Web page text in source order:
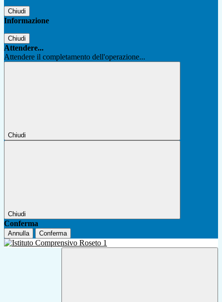
Chiudi
Informazione
Chiudi
Attendere...
Attendere il completamento dell'operazione...
Chiudi
Chiudi
Conferma
Annulla Conferma